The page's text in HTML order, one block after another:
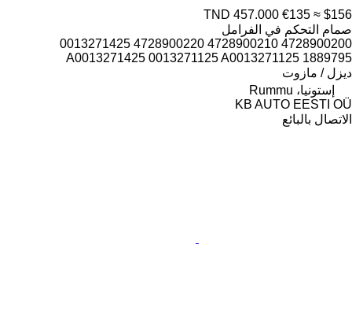
TND 457.000 €135 ≈ $156
صمام التحكم في الفرامل
4728900200 4728900210 4728900220 0013271425
A0013271425 0013271125 A0013271125 1889795
ديزل / مازوت
إستونيا، Rummu
KB AUTO EESTI OÜ
الاتصال بالبائع